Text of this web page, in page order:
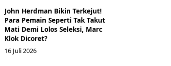
John Herdman Bikin Terkejut!
Para Pemain Seperti Tak Takut
Mati Demi Lolos Seleksi, Marc
Klok Dicoret?
16 Juli 2026